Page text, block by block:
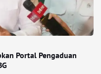
Portal Pengaduan